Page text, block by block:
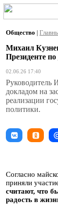
Общество |
Михаил
Президенте
02.06.26 17:40
Руководитель
докладом на
реализации
политики.
Согласно
приняли
считают, что
радость в